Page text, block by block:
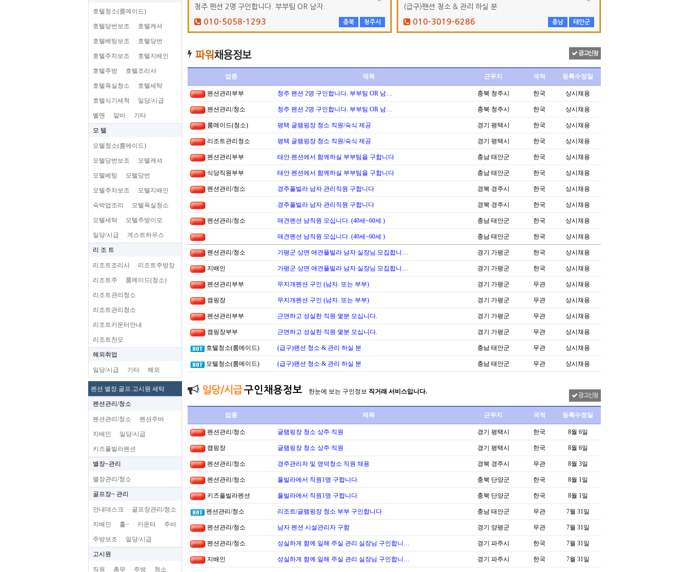
호텔청소(룸메이드)
호텔당번보조 호텔캐셔
호텔베팅보조 호텔당번
호텔주차보조 호텔지배인
호텔주방 호텔조리사
호텔욕실청소 호텔세탁
호텔식기세척 일당/시급
벨맨 알바 기타
모 텔
모텔청소(룸메이드)
모텔당번보조 모텔캐셔
모텔베팅 모텔당번
모텔주차보조 모텔지배인
숙박업조리 모텔욕실청소
모텔세탁 모텔주방이모
일당/시급 게스트하우스
리 조 트
리조트조리사 리조트주방장
리조트주 룸메이드(청소)
리조트관리청소
리조트관리청소
리조트카운터안내
리조트찬모
해외취업
일당/시급 기타 해외
펜션 별장.골프.고시원 세탁
펜션관리/청소
펜션관리/청소 펜션주바
지배인 일당/시급
키즈풀빌라펜션
별장~관리
별장관리/청소
골프장~ 관리
안내데스크 골프장관리/청소
지배인 홀~ 카운터 주바
주방보조 일당/시급
고시원
직원 총무 주방 청소
청주 펜션 2명 구인합니다. 부부팀 OR 남자..
010-5058-1293 충북 청주시
(급구)팬션 청소 & 관리 하실 분
010-3019-6286 충남 태안군
광고신청
업종 제목 근무지 국적 등록수정일
펜션관리부부 청주 펜션 2명 구인합니다. 부부팀 OR 남… 충북 청주시 한국 상시채용
펜션관리/청소 청주 펜션 2명 구인합니다. 부부팀 OR 남… 충북 청주시 한국 상시채용
룸메이드(청소) 평택 글램핑장 청소 직원/숙식 제공 경기 평택시 한국 상시채용
리조트관리청소 평택 글램핑장 청소 직원/숙식 제공 경기 평택시 한국 상시채용
펜션관리부부 태안 펜션에서 함께하실 부부팀을 구합니다 충남 태안군 한국 상시채용
식당직원부부 태안 펜션에서 함께하실 부부팀을 구합니다 충남 태안군 한국 상시채용
펜션관리/청소 경주풀빌라 남자 관리직원 구합니다 경북 경주시 한국 상시채용
경주풀빌라 남자 관리직원 구합니다 경북 경주시 한국 상시채용
펜션관리/청소 애견펜션 남직원 모십니다. (40세~60세 ) 충남 태안군 한국 상시채용
애견펜션 남직원 모십니다. (40세~60세 ) 충남 태안군 한국 상시채용
펜션관리/청소 가평군 상면 애견풀빌라 남자 실장님 모집합니… 경기 가평군 한국 상시채용
지배인 가평군 상면 애견풀빌라 남자 실장님 모집합니… 경기 가평군 한국 상시채용
펜션관리부부 무지개펜션 구인 (남자. 또는 부부) 경기 가평군 무관 상시채용
캠핑장 무지개펜션 구인 (남자. 또는 부부) 경기 가평군 무관 상시채용
펜션관리부부 근면하고 성실한 직원 몇분 모십니다. 경기 가평군 무관 상시채용
캠핑장부부 근면하고 성실한 직원 몇분 모십니다. 경기 가평군 무관 상시채용
호텔청소(룸메이드) (급구)팬션 청소 & 관리 하실 분 충남 태안군 무관 상시채용
모텔청소(룸메이드) (급구)팬션 청소 & 관리 하실 분 충남 태안군 무관 상시채용
일당/시급구인채용정보 한눈에 보는 구인정보 직거래 서비스입니다.
광고신청
업종 제목 근무지 국적 등록수정일
펜션관리/청소 글램핑장 청소 상주 직원 경기 평택시 한국 8월 6일
캠핑장 글램핑장 청소 상주 직원 경기 평택시 한국 8월 6일
펜션관리/청소 경주관리자 및 영덕청소 직원 채용 경북 경주시 무관 8월 3일
펜션관리/청소 풀빌라에서 직원1명 구합니다. 충북 단양군 한국 8월 1일
키즈풀빌라펜션 풀빌라에서 직원1명 구합니다. 충북 단양군 한국 8월 1일
펜션관리/청소 리조트/글램핑장 청소 부부 구인합니다 충남 태안군 무관 7월 31일
펜션관리/청소 남자 펜션 시설관리자 구함 경기 양평군 무관 7월 31일
펜션관리/청소 성실하게 함께 일해 주실 관리 실장님 구인합니… 경기 파주시 한국 7월 31일
지배인 성실하게 함께 일해 주실 관리 실장님 구인합니… 경기 파주시 한국 7월 31일